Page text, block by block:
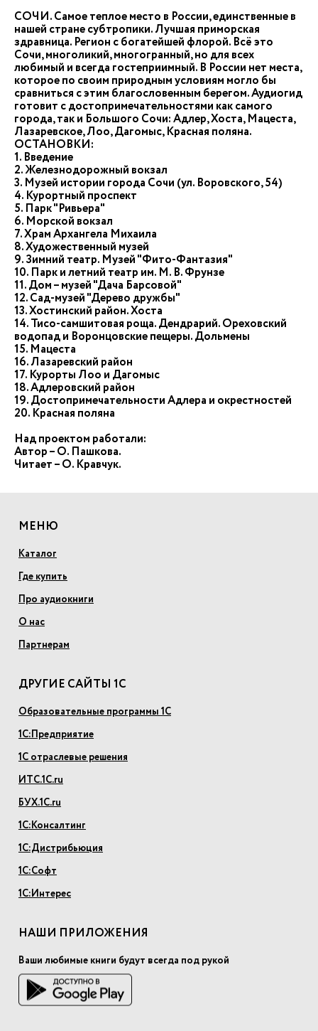
СОЧИ. Самое теплое место в России, единственные в
нашей стране субтропики. Лучшая приморская
здравница. Регион с богатейшей флорой. Всё это
Сочи, многоликий, многогранный, но для всех
любимый и всегда гостеприимный. В России нет места,
которое по своим природным условиям могло бы
сравниться с этим благословенным берегом. Аудиогид
готовит с достопримечательностями как самого
города, так и Большого Сочи: Адлер, Хоста, Мацеста,
Лазаревское, Лоо, Дагомыс, Красная поляна.
ОСТАНОВКИ:
1. Введение
2. Железнодорожный вокзал
3. Музей истории города Сочи (ул. Воровского, 54)
4. Курортный проспект
5. Парк "Ривьера"
6. Морской вокзал
7. Храм Архангела Михаила
8. Художественный музей
9. Зимний театр. Музей "Фито-Фантазия"
10. Парк и летний театр им. М. В. Фрунзе
11. Дом – музей "Дача Барсовой"
12. Сад-музей "Дерево дружбы"
13. Хостинский район. Хоста
14. Тисо-самшитовая роща. Дендрарий. Ореховский
водопад и Воронцовские пещеры. Дольмены
15. Мацеста
16. Лазаревский район
17. Курорты Лоо и Дагомыс
18. Адлеровский район
19. Достопримечательности Адлера и окрестностей
20. Красная поляна
Над проектом работали:
Автор – О. Пашкова.
Читает – О. Кравчук.
МЕНЮ
Каталог
Где купить
Про аудиокниги
О нас
Партнерам
ДРУГИЕ САЙТЫ 1С
Образовательные программы 1С
1С:Предприятие
1С отраслевые решения
ИТС.1С.ru
БУХ.1С.ru
1С:Консалтинг
1С:Дистрибьюция
1С:Софт
1С:Интерес
НАШИ ПРИЛОЖЕНИЯ
Ваши любимые книги будут всегда под рукой